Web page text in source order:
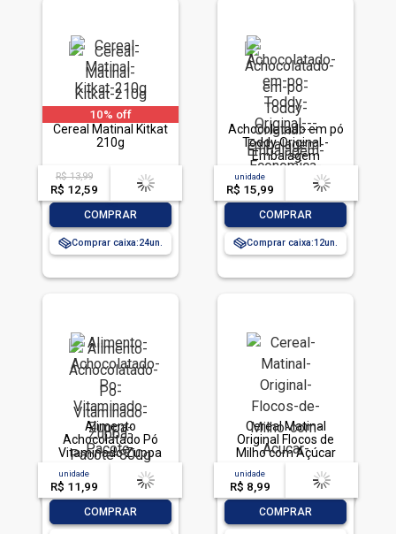
10% off
Cereal Matinal Kitkat
210g
R$ 13,99
R$ 12,59
acima de
-- --,--un.
COMPRAR
Comprar caixa:24
Achocolatado em pó
Toddy Original -
Embalagem
Econômica 700g
unidade
R$ 15,99
acima de
-- --,--un.
COMPRAR
Comprar caixa:12
Alimento
Achocolatado Pó
Vitaminado Zuppa
Pacote 800g
unidade
R$ 11,99
acima de
-- --,--un.
COMPRAR
Cereal Matinal
Original Flocos de
Milho com Açúcar
Kellogg's Sucrilhos
Caixa 240g
unidade
R$ 8,99
acima de
-- --,--un.
COMPRAR